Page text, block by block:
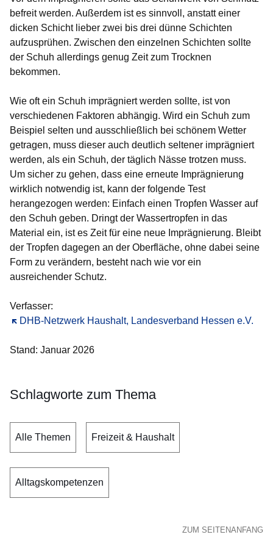
befreit werden. Außerdem ist es sinnvoll, anstatt einer
dicken Schicht lieber zwei bis drei dünne Schichten
aufzusprühen. Zwischen den einzelnen Schichten sollte
der Schuh allerdings genug Zeit zum Trocknen
bekommen.
Wie oft ein Schuh imprägniert werden sollte, ist von
verschiedenen Faktoren abhängig. Wird ein Schuh zum
Beispiel selten und ausschließlich bei schönem Wetter
getragen, muss dieser auch deutlich seltener imprägniert
werden, als ein Schuh, der täglich Nässe trotzen muss.
Um sicher zu gehen, dass eine erneute Imprägnierung
wirklich notwendig ist, kann der folgende Test
herangezogen werden: Einfach einen Tropfen Wasser auf
den Schuh geben. Dringt der Wassertropfen in das
Material ein, ist es Zeit für eine neue Imprägnierung. Bleibt
der Tropfen dagegen an der Oberfläche, ohne dabei seine
Form zu verändern, besteht nach wie vor ein
ausreichender Schutz.
Verfasser:
DHB-Netzwerk Haushalt, Landesverband Hessen e.V.
Öffnet sich in einem neuen Fenster
Stand: Januar 2026
Schlagworte zum Thema
Alle Themen Freizeit & Haushalt
Alltagskompetenzen
ZUM SEITENANFANG